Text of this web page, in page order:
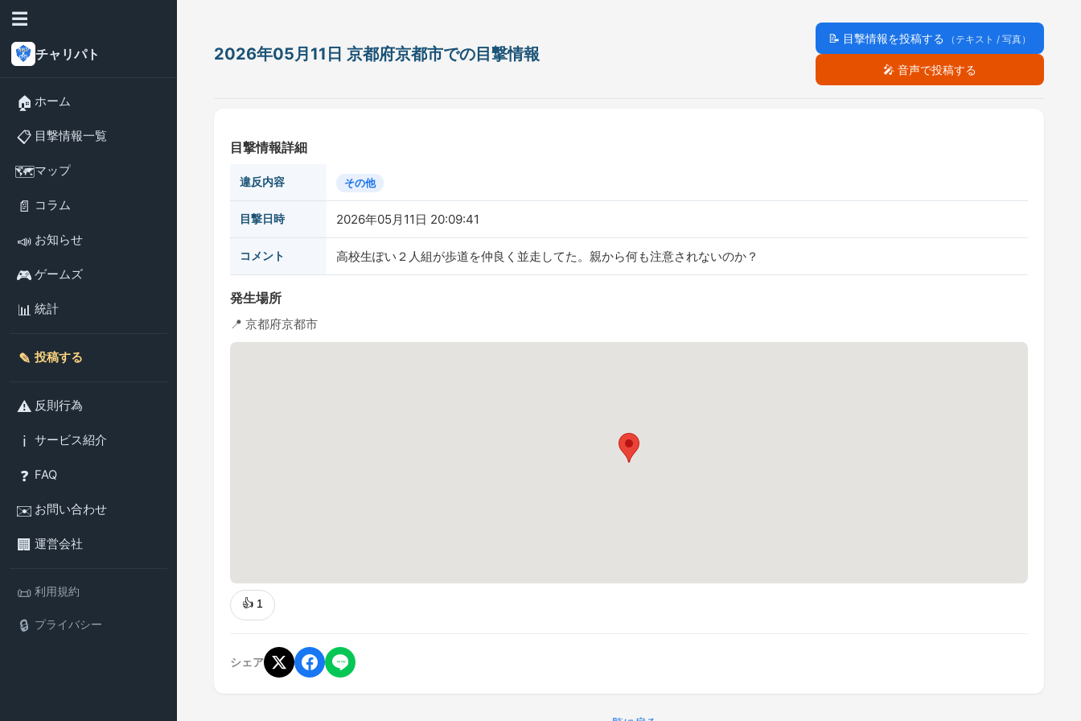
☰
チャリパト
🏠 ホーム
📋 目撃情報一覧
🗺️マップ
📄 コラム
📣 お知らせ
🎮 ゲームズ
📊 統計
✎️ 投稿する
⚠️ 反則行為
ℹ️ サービス紹介
❓ FAQ
✉️ お問い合わせ
🏢 運営会社
📜 利用規約
🔒 プライバシー
2026年05月11日 京都府京都市での目撃情報
📝 目撃情報を投稿する （テキスト / 写真）
🎤 音声で投稿する
目撃情報詳細
違反内容 その他
目撃日時 2026年05月11日 20:09:41
コメント 高校生ぽい２人組が歩道を仲良く並走してた。親から何も注意されないのか？
発生場所
📍 京都府京都市
👍 1
シェア